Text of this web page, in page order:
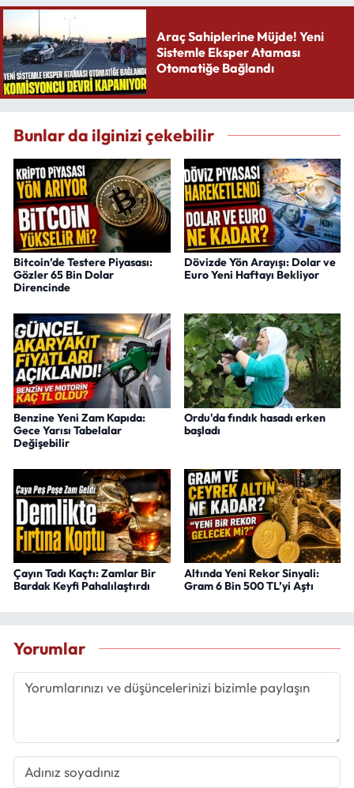
Araç Sahiplerine Müjde! Yeni
Sistemle Eksper Ataması
Otomatiğe Bağlandı
Bunlar da ilginizi çekebilir
Bitcoin’de Testere Piyasası:
Gözler 65 Bin Dolar
Direncinde
Dövizde Yön Arayışı: Dolar ve
Euro Yeni Haftayı Bekliyor
Benzine Yeni Zam Kapıda:
Gece Yarısı Tabelalar
Değişebilir
Ordu'da fındık hasadı erken
başladı
Çayın Tadı Kaçtı: Zamlar Bir
Bardak Keyfi Pahalılaştırdı
Altında Yeni Rekor Sinyali:
Gram 6 Bin 500 TL’yi Aştı
Yorumlar